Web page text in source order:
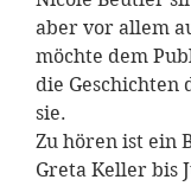
aber vor allem
möchte dem
die Geschichten
sie.
Zu hören ist ein
Greta Keller bis